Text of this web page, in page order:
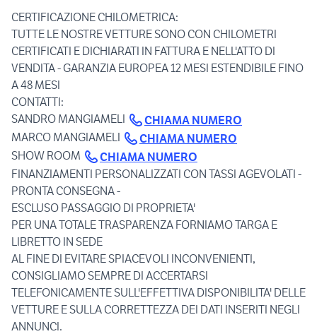
CERTIFICAZIONE CHILOMETRICA:
TUTTE LE NOSTRE VETTURE SONO CON CHILOMETRI
CERTIFICATI E DICHIARATI IN FATTURA E NELL'ATTO DI
VENDITA - GARANZIA EUROPEA 12 MESI ESTENDIBILE FINO
A 48 MESI
CONTATTI:
SANDRO MANGIAMELI
CHIAMA NUMERO
MARCO MANGIAMELI
CHIAMA NUMERO
SHOW ROOM
CHIAMA NUMERO
FINANZIAMENTI PERSONALIZZATI CON TASSI AGEVOLATI -
PRONTA CONSEGNA -
ESCLUSO PASSAGGIO DI PROPRIETA'
PER UNA TOTALE TRASPARENZA FORNIAMO TARGA E
LIBRETTO IN SEDE
AL FINE DI EVITARE SPIACEVOLI INCONVENIENTI,
CONSIGLIAMO SEMPRE DI ACCERTARSI
TELEFONICAMENTE SULL'EFFETTIVA DISPONIBILITA' DELLE
VETTURE E SULLA CORRETTEZZA DEI DATI INSERITI NEGLI
ANNUNCI.